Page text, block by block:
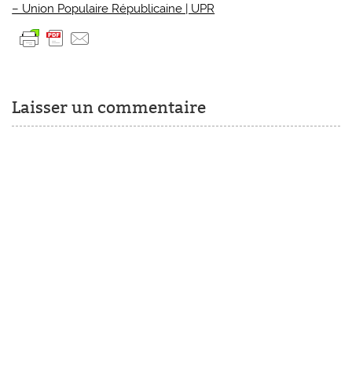
– Union Populaire Républicaine | UPR
Laisser un commentaire